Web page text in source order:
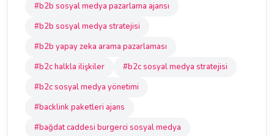
#b2b sosyal medya pazarlama ajansı
#b2b sosyal medya stratejisi
#b2b yapay zeka arama pazarlaması
#b2c halkla ilişkiler
#b2c sosyal medya stratejisi
#b2c sosyal medya yönetimi
#backlink paketleri ajans
#bağdat caddesi burgerci sosyal medya